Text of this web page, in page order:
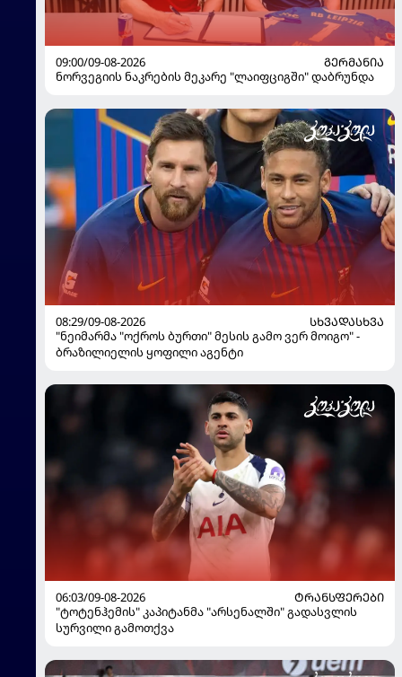
09:00/09-08-2026
ᲒᲔᲠᲛᲐᲜᲘᲐ
ნორვეგიის ნაკრების მეკარე "ლაიფციგში" დაბრუნდა
08:29/09-08-2026
ᲡᲮᲕᲐᲓᲐᲡᲮᲕᲐ
"ნეიმარმა "ოქროს ბურთი" მესის გამო ვერ მოიგო" -
ბრაზილიელის ყოფილი აგენტი
06:03/09-08-2026
ᲢᲠᲐᲜᲡᲤᲔᲠᲔᲑᲘ
"ტოტენჰემის" კაპიტანმა "არსენალში" გადასვლის
სურვილი გამოთქვა